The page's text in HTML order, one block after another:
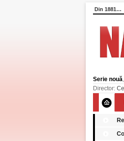
Din 1881…
Serie nouă
Director: